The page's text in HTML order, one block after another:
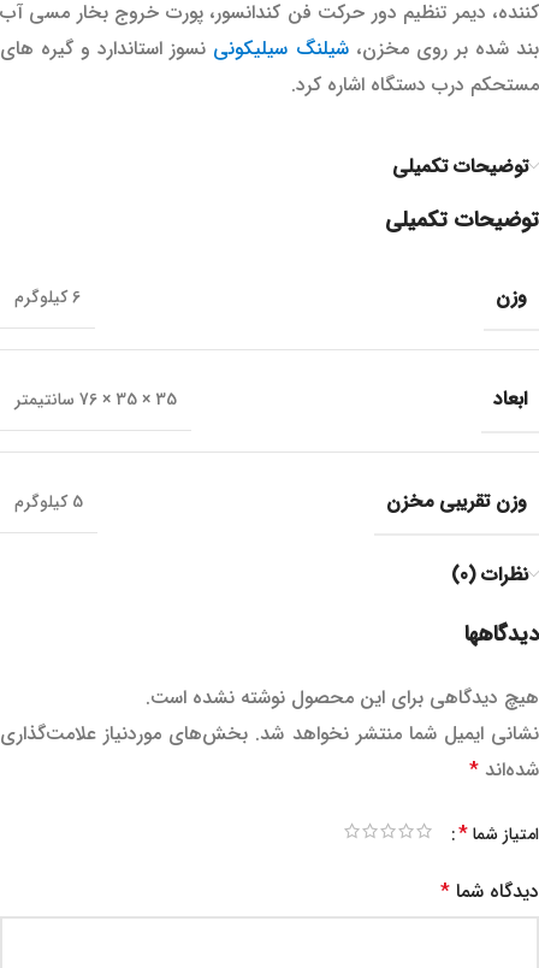
کننده، دیمر تنظیم دور حرکت فن کندانسور، پورت خروج بخار مسی آب
بند شده بر روی مخزن،شیلنگ سیلیکونی نسوز استاندارد و گیره های
مستحکم درب دستگاه اشاره کرد.
توضیحات تکمیلی
توضیحات تکمیلی
وزن 6 کیلوگرم
ابعاد 35 × 35 × 76 سانتیمتر
وزن تقریبی مخزن 5 کیلوگرم
نظرات (0)
دیدگاهها
هیچ دیدگاهی برای این محصول نوشته نشده است.
نشانی ایمیل شما منتشر نخواهد شد. بخش‌های موردنیاز علامت‌گذاری
شده‌اند *
امتیاز شما*
دیدگاه شما *